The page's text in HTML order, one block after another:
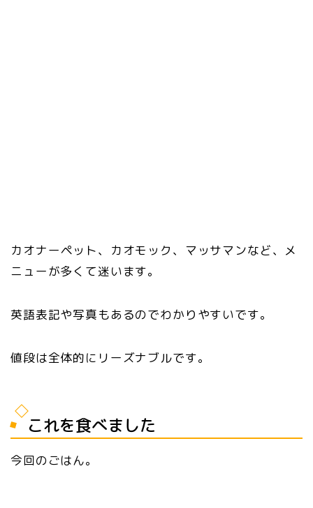
カオナーペット、カオモック、マッサマンなど、メ
ニューが多くて迷います。
英語表記や写真もあるのでわかりやすいです。
値段は全体的にリーズナブルです。
これを食べました
今回のごはん。